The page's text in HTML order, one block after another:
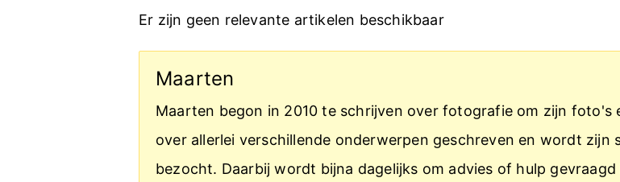
Er zijn geen relevante artikelen beschikbaar
Maarten
Maarten begon in 2010 te schrijven over fotografie om zijn foto's
over allerlei verschillende onderwerpen geschreven en wordt zijn
bezocht. Daarbij wordt bijna dagelijks om advies of hulp